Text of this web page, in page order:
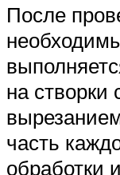
После
на
часть
обработки